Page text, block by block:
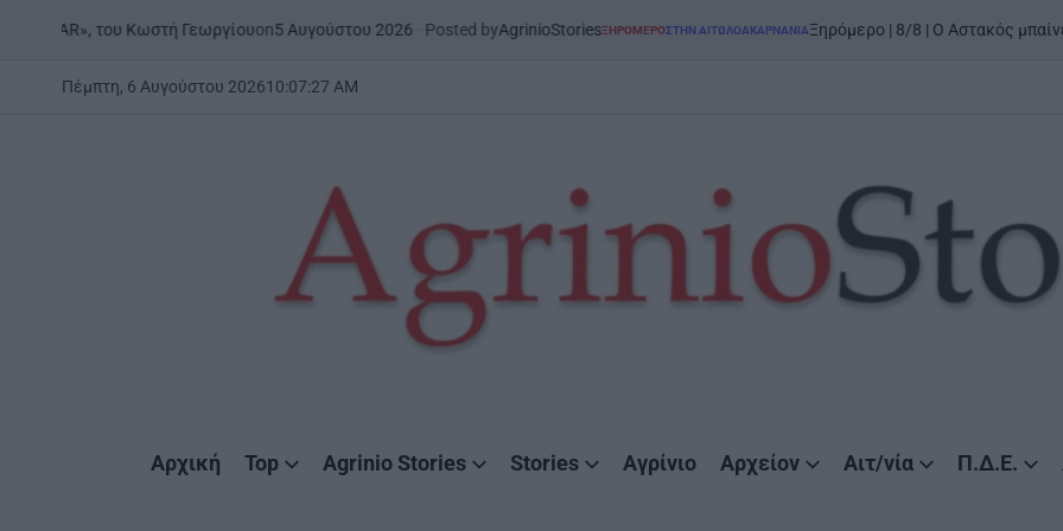
του Κωστή Γεωργίουon5 Αυγούστου 2026 Posted byAgrinioStoriesPOSTED
ΞΗΡΟΜΕΡΟΣΤΗΝ ΑΙΤΩΛΟΑΚΑΡΝΑΝΊΑΞηρόμερο | 8/8 | Ο Αστακός μπαίνει
Πέμπτη, 6 Αυγούστου 202610:07:27 AM
Αρχική Top Agrinio Stories Stories Αγρίνιο Αρχείον Αιτ/νία Π.Δ.Ε.